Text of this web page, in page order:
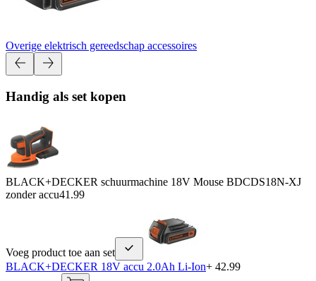
Overige elektrisch gereedschap accessoires
Handig als set kopen
BLACK+DECKER schuurmachine 18V Mouse BDCDS18N-XJ
zonder accu41.99
Voeg product toe aan set
BLACK+DECKER 18V accu 2.0Ah Li-Ion+ 42.99